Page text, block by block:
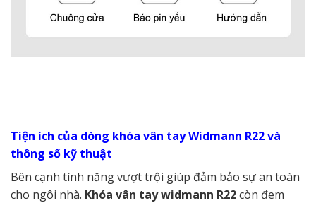
Tiện ích của dòng khóa vân tay Widmann R22 và
thông số kỹ thuật
Bên cạnh tính năng vượt trội giúp đảm bảo sự an toàn
cho ngôi nhà. Khóa vân tay widmann R22còn đem